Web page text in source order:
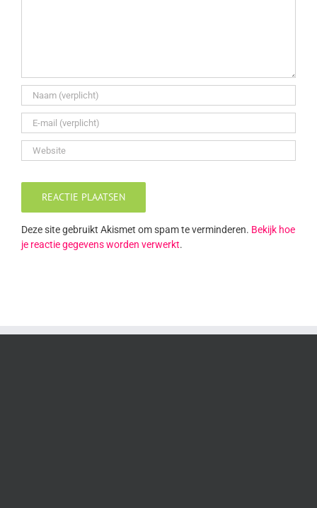
Deze site gebruikt Akismet om spam te verminderen. Bekijk hoe
je reactie gegevens worden verwerkt.